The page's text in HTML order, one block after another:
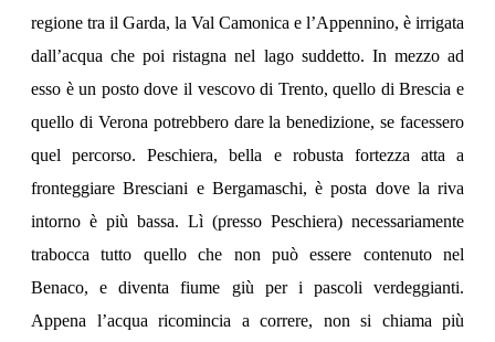
regione tra il Garda, la Val Camonica e l’Appennino, è irrigata
dall’acqua che poi ristagna nel lago suddetto. In mezzo ad
esso è un posto dove il vescovo di Trento, quello di Brescia e
quello di Verona potrebbero dare la benedizione, se facessero
quel percorso. Peschiera, bella e robusta fortezza atta a
fronteggiare Bresciani e Bergamaschi, è posta dove la riva
intorno è più bassa. Lì (presso Peschiera) necessariamente
trabocca tutto quello che non può essere contenuto nel
Benaco, e diventa fiume giù per i pascoli verdeggianti.
Appena l’acqua ricomincia a correre, non si chiama più